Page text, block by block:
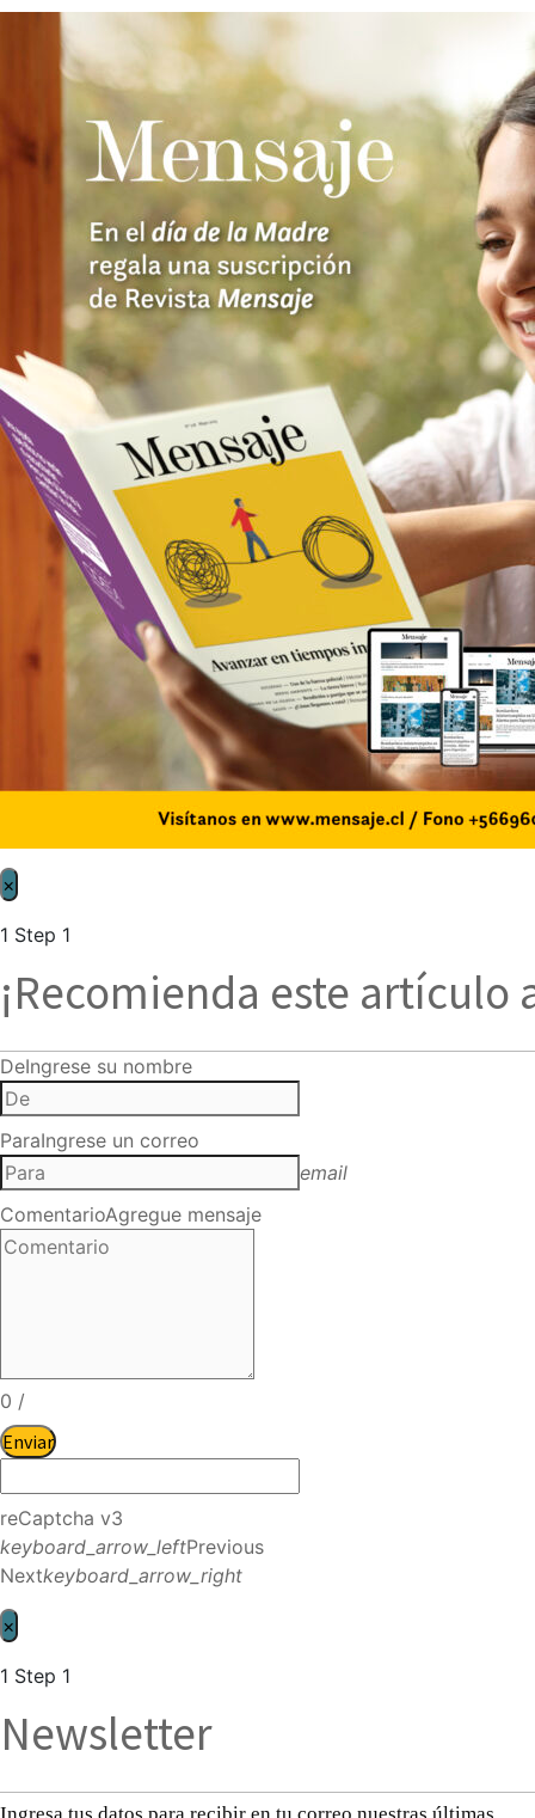
×
1 Step 1
¡Recomienda este artículo
DeIngrese su nombre
ParaIngrese un correo
email
ComentarioAgregue mensaje
0 /
Enviar
reCaptcha v3
keyboard_arrow_leftPrevious
Nextkeyboard_arrow_right
×
1 Step 1
Newsletter